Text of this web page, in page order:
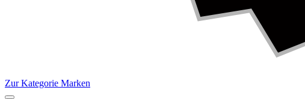
Zur Kategorie Marken